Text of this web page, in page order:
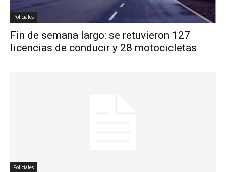
Policiales
Fin de semana largo: se retuvieron 127
licencias de conducir y 28 motocicletas
Policiales